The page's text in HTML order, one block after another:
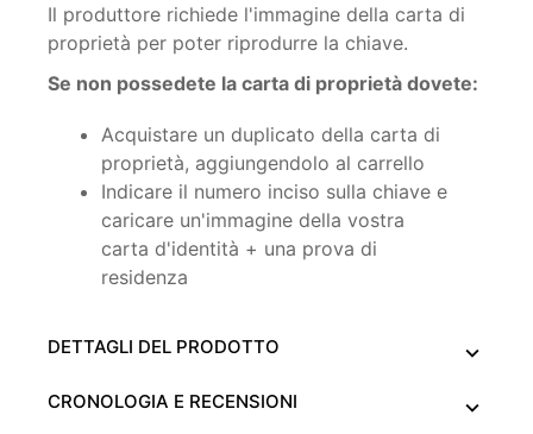
Il produttore richiede l'immagine della carta di
proprietà per poter riprodurre la chiave.
Se non possedete la carta di proprietà dovete:
Acquistare un duplicato della carta di
proprietà, aggiungendolo al carrello
Indicare il numero inciso sulla chiave e
caricare un'immagine della vostra
carta d'identità + una prova di
residenza
DETTAGLI DEL PRODOTTO
CRONOLOGIA E RECENSIONI